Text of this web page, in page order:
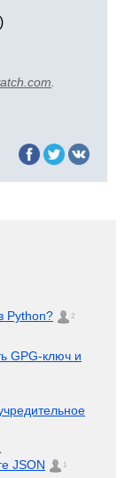
Python? 2
GPG-ключ и
JSON 1